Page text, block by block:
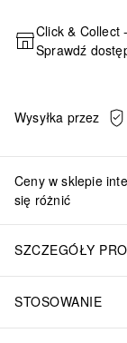
Click & Collect
Sprawdź
Wysyłka przez
Ceny w sklepie
się różnić
SZCZEGÓŁY
STOSOWANIE